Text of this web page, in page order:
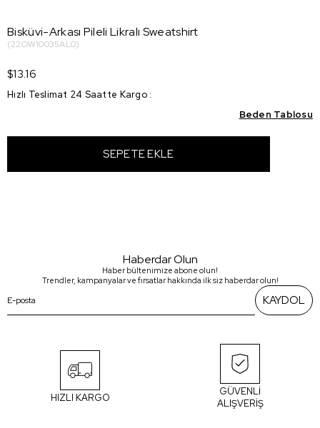
Bisküvi-Arkası Pileli Likralı Sweatshirt
(22OW10035AL0)
$13.16
Hızlı Teslimat 24 Saatte Kargo :
Beden Tablosu
Haberdar Olun
Haber bültenimize abone olun!
Trendler, kampanyalar ve fırsatlar hakkında ilk siz haberdar olun!
KAYDOL
HIZLI KARGO
GÜVENLİ
ALIŞVERİŞ